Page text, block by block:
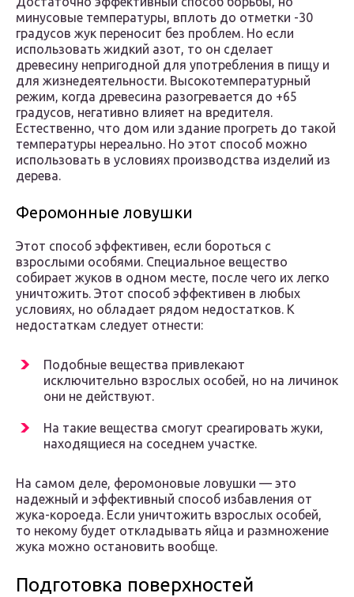
минусовые температуры, вплоть до отметки -30
градусов жук переносит без проблем. Но если
использовать жидкий азот, то он сделает
древесину непригодной для употребления в пищу и
для жизнедеятельности. Высокотемпературный
режим, когда древесина разогревается до +65
градусов, негативно влияет на вредителя.
Естественно, что дом или здание прогреть до такой
температуры нереально. Но этот способ можно
использовать в условиях производства изделий из
дерева.
Феромонные ловушки
Этот способ эффективен, если бороться с
взрослыми особями. Специальное вещество
собирает жуков в одном месте, после чего их легко
уничтожить. Этот способ эффективен в любых
условиях, но обладает рядом недостатков. К
недостаткам следует отнести:
Подобные вещества привлекают
исключительно взрослых особей, но на личинок
они не действуют.
На такие вещества смогут среагировать жуки,
находящиеся на соседнем участке.
На самом деле, феромоновые ловушки — это
надежный и эффективный способ избавления от
жука-короеда. Если уничтожить взрослых особей,
то некому будет откладывать яйца и размножение
жука можно остановить вообще.
Подготовка поверхностей